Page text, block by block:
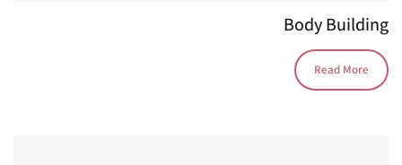
Body Building
Read More